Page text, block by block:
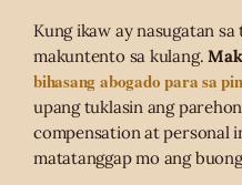
Kung ikaw ay nasugatan
makuntento sa kulang.
bihasang abogado para sa
upang tuklasin ang
compensation at personal
matatanggap mo ang